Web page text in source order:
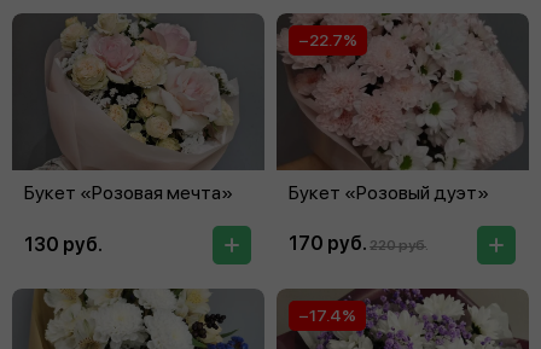
Букет «Розовая мечта»
130 руб.
Букет «Розовый дуэт»
−22.7%
170 руб. 220 руб.
−17.4%